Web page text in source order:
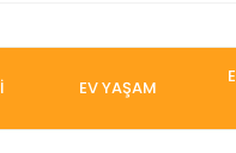
EV YAŞAM